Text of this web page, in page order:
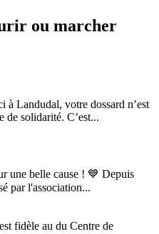
ou marcher
Landudal, votre dossard n’est
de solidarité. C’est...
une belle cause ! 💙 Depuis
par l'association...
fidèle au du Centre de